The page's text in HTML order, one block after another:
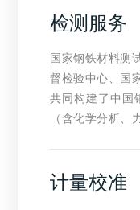
检测服务
国家钢铁材料测
督检验中心、国
共同构建了中国
（含化学分析、
新材料测试评价
计量校准